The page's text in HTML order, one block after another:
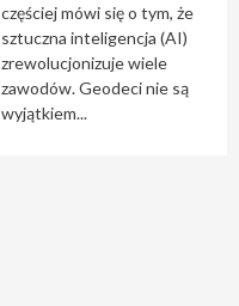
częściej mówi się o tym, że
sztuczna inteligencja (AI)
zrewolucjonizuje wiele
zawodów. Geodeci nie są
wyjątkiem...